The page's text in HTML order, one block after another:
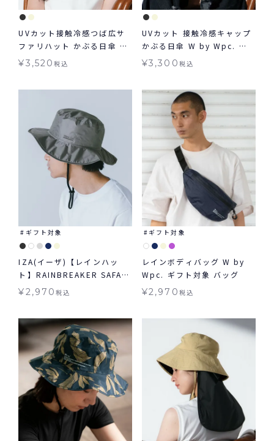
UVカット接触冷感つば広サ
ファリハット かぶる日傘 W
by Wpc. 帽子 ギフト対象
¥3,520税込
UVカット 接触冷感キャップ
かぶる日傘 W by Wpc. 帽
子 ギフト対象 グッズ ≪メー
¥3,300 税込
ギフト対象
IZA(イーザ)【レインハッ
ト】RAINBREAKER SAFARI
HAT レインブレーカーサフ
¥2,970税込
ギフト対象
レインボディバッグ W by
Wpc. ギフト対象 バッグ
¥2,970 税込